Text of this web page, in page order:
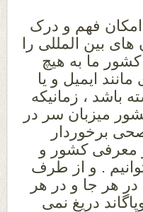
فهم و درک
های بین المللی را
ما به هیچ
ایمیل و یا
باشد ، زمانیکه
میزبان سر در
برخوردار
معرفی کشور و
. و از طرف
هر جا و در هر
دریغ نمی